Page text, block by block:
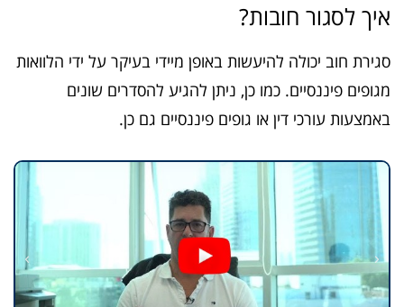
איך לסגור חובות?
סגירת חוב יכולה להיעשות באופן מיידי בעיקר על ידי הלוואות
מגופים פיננסיים. כמו כן, ניתן להגיע להסדרים שונים
באמצעות עורכי דין או גופים פיננסיים גם כן.